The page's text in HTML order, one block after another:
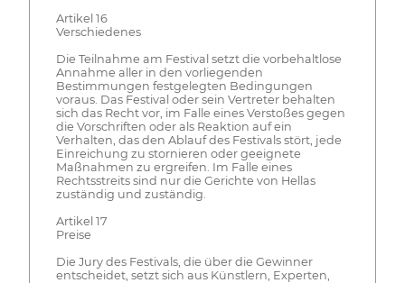
Artikel 16
Verschiedenes
Die Teilnahme am Festival setzt die vorbehaltlose
Annahme aller in den vorliegenden
Bestimmungen festgelegten Bedingungen
voraus. Das Festival oder sein Vertreter behalten
sich das Recht vor, im Falle eines Verstoßes gegen
die Vorschriften oder als Reaktion auf ein
Verhalten, das den Ablauf des Festivals stört, jede
Einreichung zu stornieren oder geeignete
Maßnahmen zu ergreifen. Im Falle eines
Rechtsstreits sind nur die Gerichte von Hellas
zuständig und zuständig.
Artikel 17
Preise
Die Jury des Festivals, die über die Gewinner
entscheidet, setzt sich aus Künstlern, Experten,